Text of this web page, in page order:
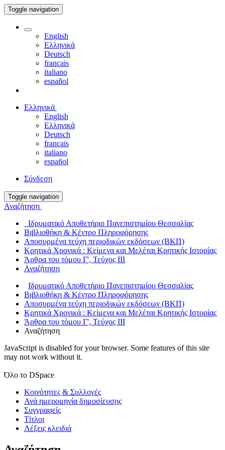
Toggle navigation
English
Ελληνικά
Deutsch
français
italiano
español
Ελληνικά
English
Ελληνικά
Deutsch
français
italiano
español
Σύνδεση
Toggle navigation
Αναζήτηση
Ιδρυματικό Αποθετήριο Πανεπιστημίου Θεσσαλίας
Βιβλιοθήκη & Κέντρο Πληροφόρησης
Αποσυρμένα τεύχη περιοδικών εκδόσεων (ΒΚΠ)
Κρητικά Χρονικά : Κείμενα και Μελέται Κρητικής Ιστορίας
Άρθρα του τόμου Γ', Τεύχος ΙΙΙ
Αναζήτηση
Ιδρυματικό Αποθετήριο Πανεπιστημίου Θεσσαλίας
Βιβλιοθήκη & Κέντρο Πληροφόρησης
Αποσυρμένα τεύχη περιοδικών εκδόσεων (ΒΚΠ)
Κρητικά Χρονικά : Κείμενα και Μελέται Κρητικής Ιστορίας
Άρθρα του τόμου Γ', Τεύχος ΙΙΙ
Αναζήτηση
JavaScript is disabled for your browser. Some features of this site
may not work without it.
Όλο το DSpace
Κοινότητες & Συλλογές
Ανά ημερομηνία δημοσίευσης
Συγγραφείς
Τίτλοι
Λέξεις κλειδιά